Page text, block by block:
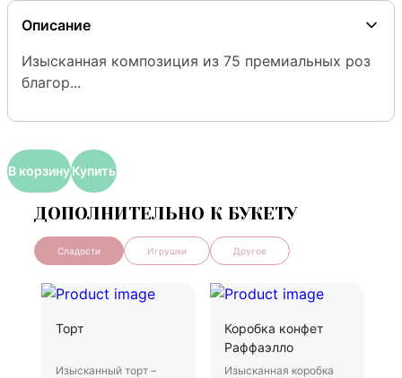
Описание
Изысканная композиция из 75 премиальных роз
благор...
В корзинуКупить
ДОПОЛНИТЕЛЬНО К БУКЕТУ
Сладости Игрушки Другое
Торт
Изысканный торт –
Коробка конфет
Раффаэлло
Изысканная коробка